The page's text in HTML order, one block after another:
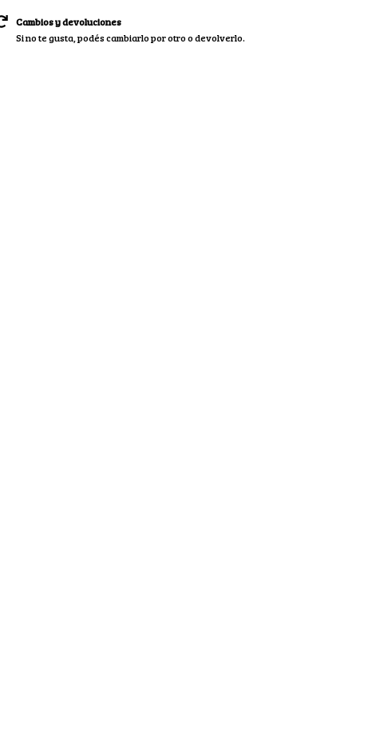
Cambios y devoluciones
Si no te gusta, podés cambiarlo por otro o devolverlo.